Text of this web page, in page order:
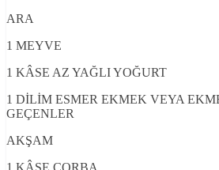
ARA
1 MEYVE
1 KÂSE AZ YAĞLI YOĞURT
1 DİLİM ESMER EKMEK VEYA
GEÇENLER
AKŞAM